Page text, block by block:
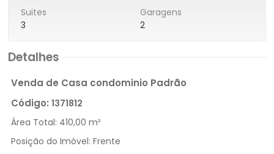
Suites
3
Garagens
2
Detalhes
Venda de Casa condominio Padrão
Código: 1371812
Área Total: 410,00 m²
Posição do Imóvel: Frente